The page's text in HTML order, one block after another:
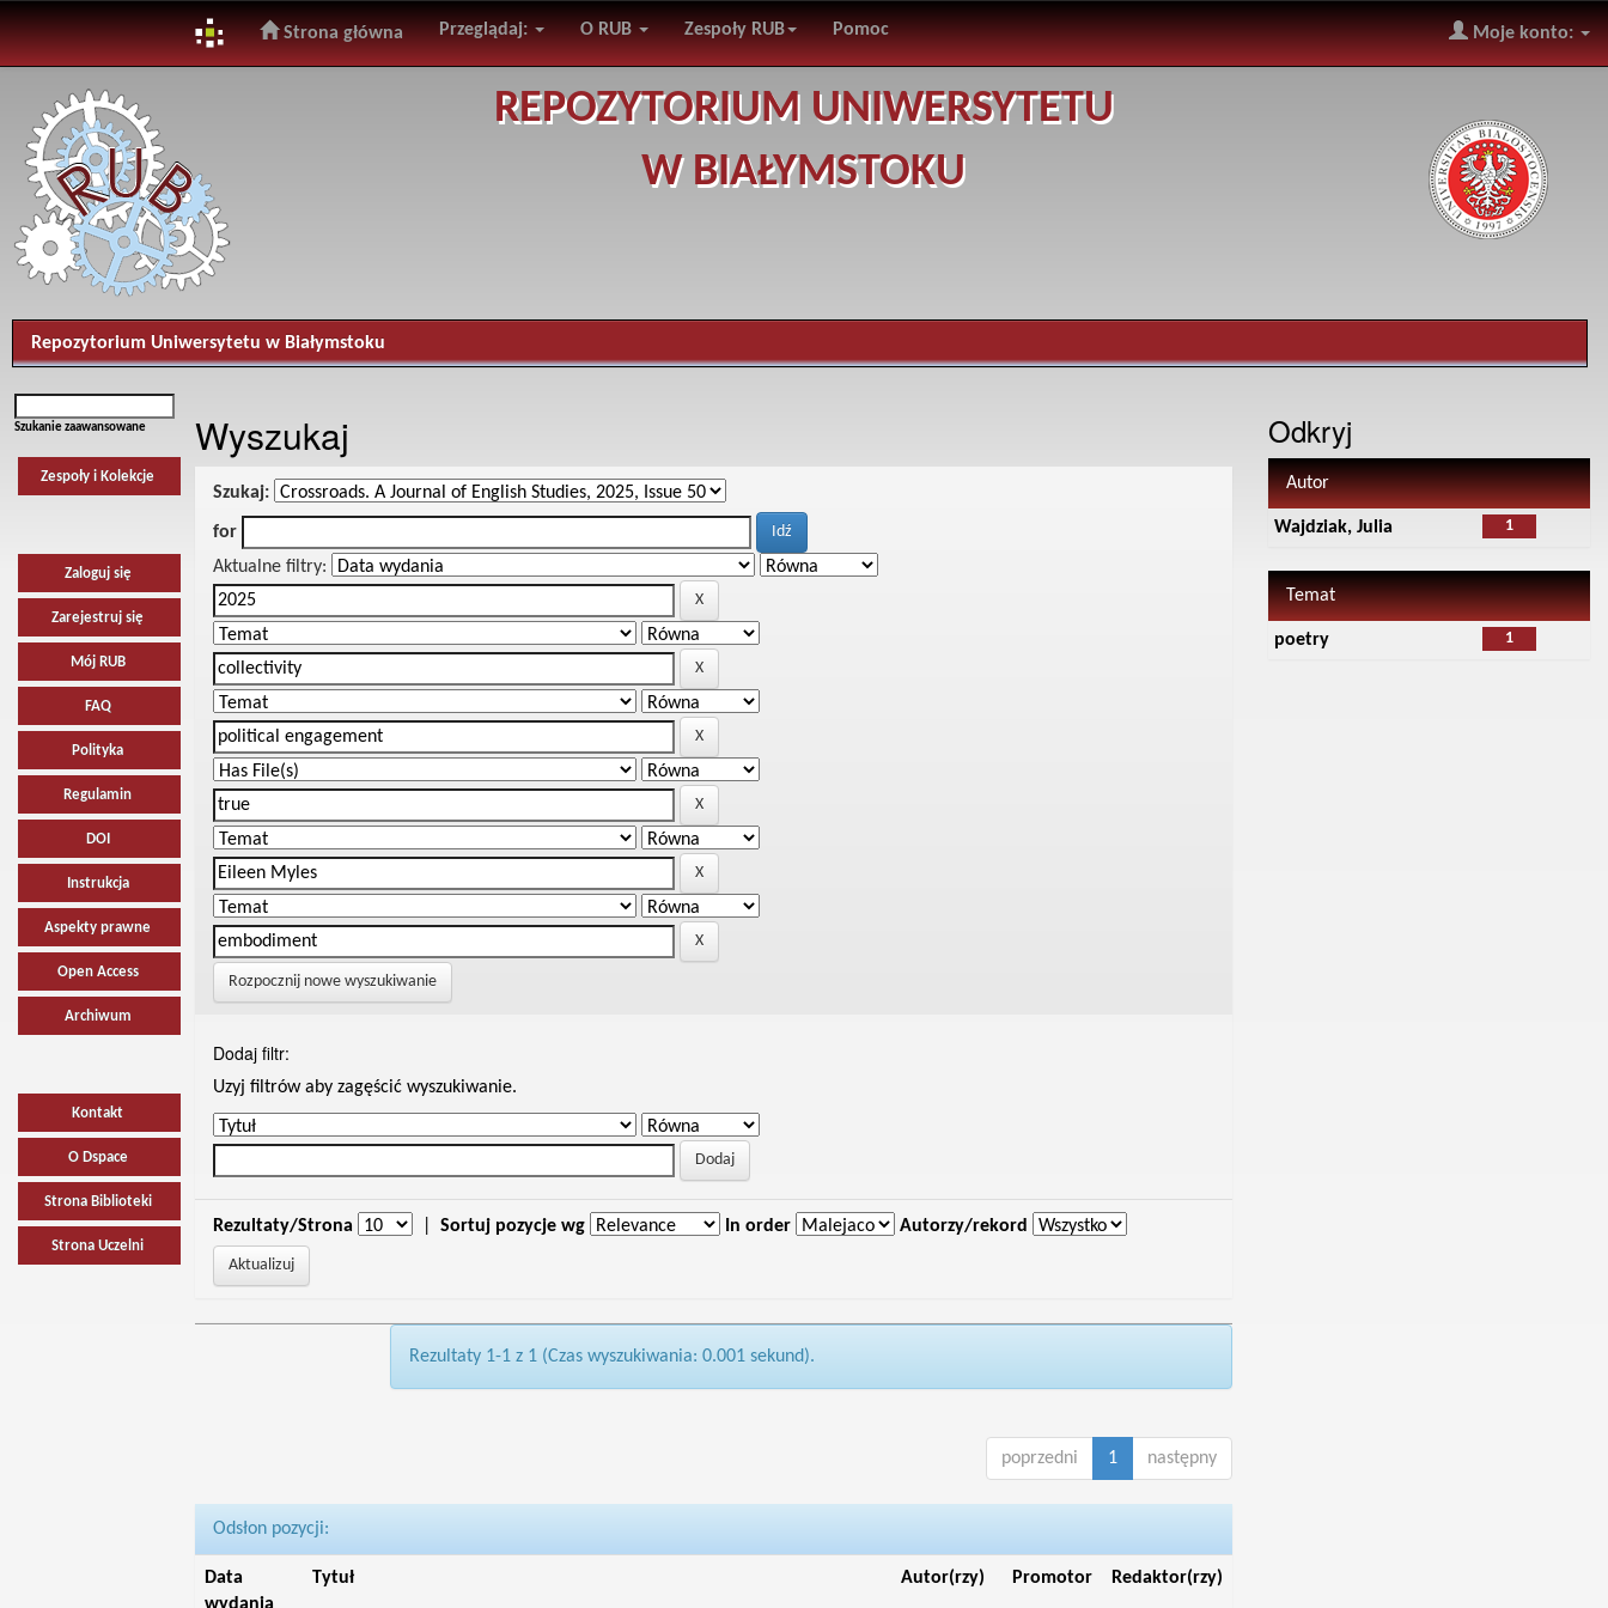
navigation
Strona główna Przeglądaj: O RUB Zespoły RUB Pomoc Moje konto:
REPOZYTORIUM UNIWERSYTETU
W BIAŁYMSTOKU
Repozytorium Uniwersytetu w Białymstoku
Szukanie zaawansowane
Zespoły i Kolekcje
Zaloguj się
Zarejestruj się
Mój RUB
FAQ
Polityka
Regulamin
DOI
Instrukcja
Aspekty prawne
Open Access
Archiwum
Kontakt
O Dspace
Strona Biblioteki
Strona Uczelni
Wyszukaj
Szukaj:
for
Aktualne filtry:
Rozpocznij nowe wyszukiwanie
Dodaj filtr:
Uzyj filtrów aby zagęścić wyszukiwanie.
Rezultaty/Strona Sortuj pozycje wg In order Autorzy/rekord
Rezultaty 1-1 z 1 (Czas wyszukiwania: 0.001 sekund).
poprzedni 1 następny
Odsłon pozycji:
Data
Tytuł Autor(rzy) Promotor Redaktor(rzy)
Odkryj
Autor
1
Wajdziak, Julia
Temat
1
poetry